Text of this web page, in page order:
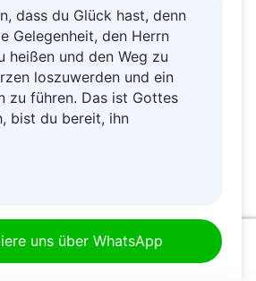
in jedem Land gibt es solche
und es gibt auch solche,
Gesetze und die Politik
erfordert die Regelung dieser
ein wenig Beratung, um
inaktiv bleiben; wenn man
sollte man einen Anwalt
dass du Glück hast, denn
Gelegenheit, den Herrn
heißen und den Weg zu
loszuwerden und ein
zu führen. Das ist Gottes
bist du bereit, ihn
uns über WhatsApp